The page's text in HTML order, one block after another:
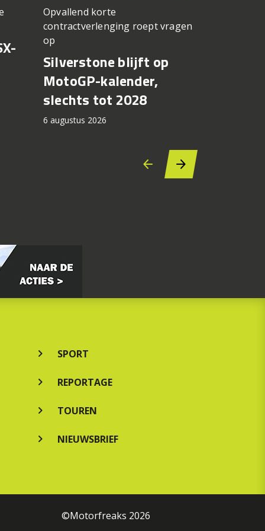
Opvallend korte
contractverlenging roept vragen
op
Silverstone blijft op
MotoGP-kalender,
slechts tot 2028
6 augustus 2026
SPORT
REPORTAGE
TOUREN
NIEUWSBRIEF
©Motorfreaks 2026